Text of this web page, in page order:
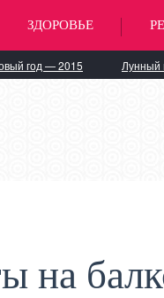
ЗДОРОВЬЕ
год — 2015 Лунный
на